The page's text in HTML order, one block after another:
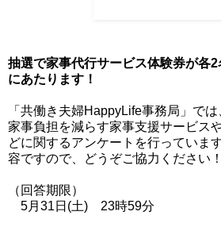
抽選で家事代行サービス体験券が各
にあたります！
「共働き夫婦HappyLife事務局」では
家事負担を減らす家事支援サービス
どに関するアンケートを行っていま
容ですので、どうぞご協力ください！
（回答期限）
5月31日(土) 23時59分